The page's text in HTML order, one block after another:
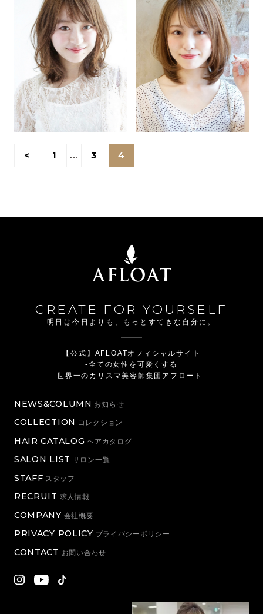
< 1 … 3 4
CREATE FOR YOURSELF
明日は今日よりも、もっとすてきな自分に。
【公式】AFLOATオフィシャルサイト
-全ての女性を可愛くする
世界一のカリスマ美容師集団アフロート-
NEWS&COLUMN お知らせ
COLLECTION コレクション
HAIR CATALOG ヘアカタログ
SALON LIST サロン一覧
STAFF スタッフ
RECRUIT 求人情報
COMPANY 会社概要
PRIVACY POLICY プライバシーポリシー
CONTACT お問い合わせ